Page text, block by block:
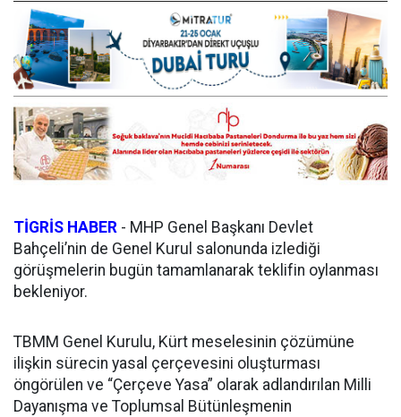
TİGRİS HABER - MHP Genel Başkanı Devlet
Bahçeli’nin de Genel Kurul salonunda izlediği
görüşmelerin bugün tamamlanarak teklifin oylanması
bekleniyor.
TBMM Genel Kurulu, Kürt meselesinin çözümüne
ilişkin sürecin yasal çerçevesini oluşturması
öngörülen ve “Çerçeve Yasa” olarak adlandırılan Milli
Dayanışma ve Toplumsal Bütünleşmenin